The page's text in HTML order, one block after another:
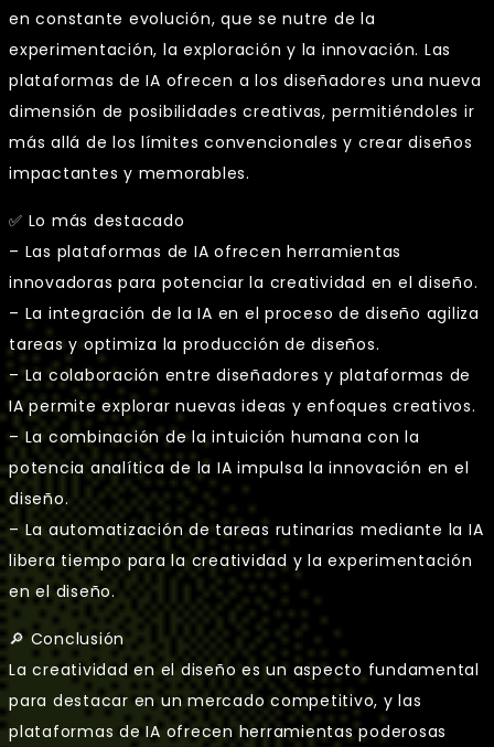
en constante evolución, que se nutre de la
experimentación, la exploración y la innovación. Las
plataformas de IA ofrecen a los diseñadores una nueva
dimensión de posibilidades creativas, permitiéndoles ir
más allá de los límites convencionales y crear diseños
impactantes y memorables.
✅ Lo más destacado
– Las plataformas de IA ofrecen herramientas
innovadoras para potenciar la creatividad en el diseño.
– La integración de la IA en el proceso de diseño agiliza
tareas y optimiza la producción de diseños.
– La colaboración entre diseñadores y plataformas de
IA permite explorar nuevas ideas y enfoques creativos.
– La combinación de la intuición humana con la
potencia analítica de la IA impulsa la innovación en el
diseño.
– La automatización de tareas rutinarias mediante la IA
libera tiempo para la creatividad y la experimentación
en el diseño.
🔎 Conclusión
La creatividad en el diseño es un aspecto fundamental
para destacar en un mercado competitivo, y las
plataformas de IA ofrecen herramientas poderosas